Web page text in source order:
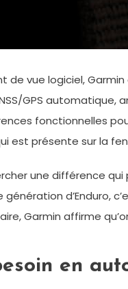
de vue logiciel,
GPS automatique,
fonctionnelles
est présente sur la
une différence
génération d’Enduro,
Garmin affirme
en